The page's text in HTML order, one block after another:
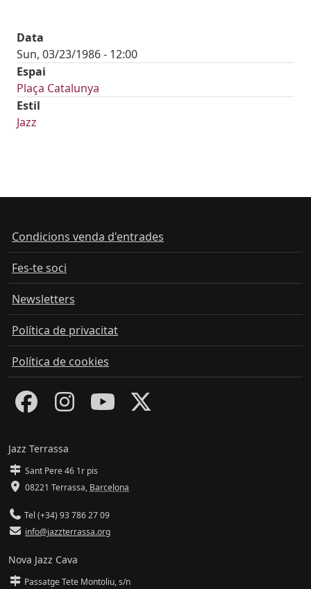
Data
Sun, 03/23/1986 - 12:00
Espai
Plaça Catalunya
Estil
Jazz
Condicions venda d'entrades
Fes-te soci
Newsletters
Política de privacitat
Política de cookies
Jazz Terrassa
Sant Pere 46 1r pis
08221 Terrassa, Barcelona
Tel (+34) 93 786 27 09
info@jazzterrassa.org
Nova Jazz Cava
Passatge Tete Montoliu, s/n